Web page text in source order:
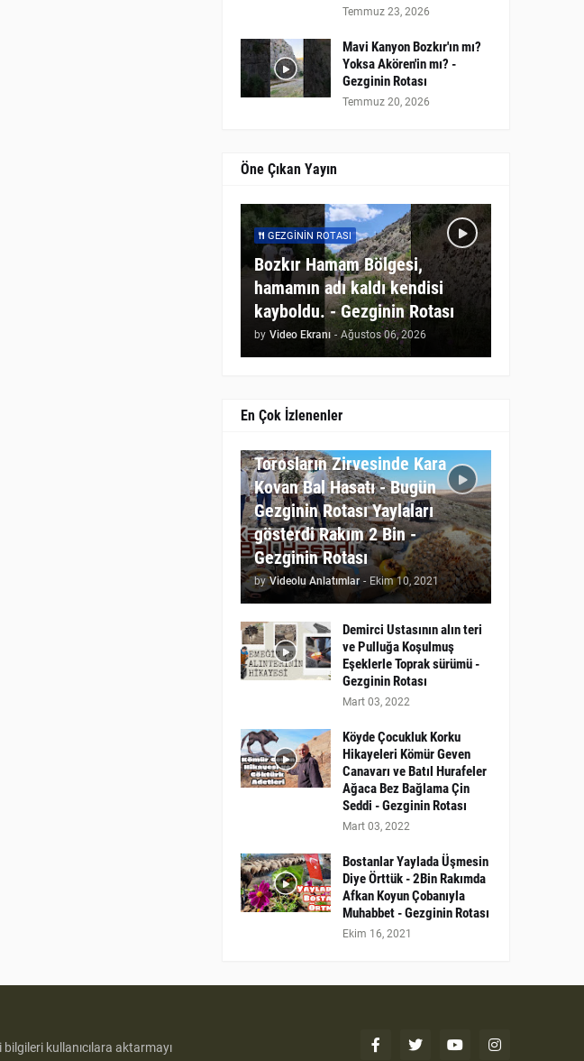
Temmuz 23, 2026
Mavi Kanyon Bozkır'ın mı?
Yoksa Akören'in mı? -
Gezginin Rotası
Temmuz 20, 2026
Öne Çıkan Yayın
GEZGININ ROTASI
Bozkır Hamam Bölgesi,
hamamın adı kaldı kendisi
kayboldu. - Gezginin Rotası
by Video Ekranı - Ağustos 06, 2026
En Çok İzlenenler
Torosların Zirvesinde Kara
Kovan Bal Hasatı - Bugün
Gezginin Rotası Yaylaları
gösterdi Rakım 2 Bin -
Gezginin Rotası
by Videolu Anlatımlar - Ekim 10, 2021
Demirci Ustasının alın teri
ve Pulluğa Koşulmuş
Eşeklerle Toprak sürümü -
Gezginin Rotası
Mart 03, 2022
Köyde Çocukluk Korku
Hikayeleri Kömür Geven
Canavarı ve Batıl Hurafeler
Ağaca Bez Bağlama Çin
Seddi - Gezginin Rotası
Mart 03, 2022
Bostanlar Yaylada Üşmesin
Diye Örttük - 2Bin Rakımda
Afkan Koyun Çobanıyla
Muhabbet - Gezginin Rotası
Ekim 16, 2021
kullanıcılara aktarmayı